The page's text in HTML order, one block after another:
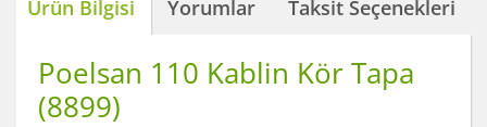
Ürün Bilgisi Yorumlar Taksit Seçenekleri
Poelsan 110 Kablin Kör Tapa
(8899)